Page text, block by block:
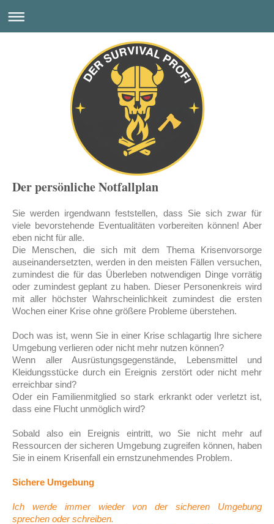
Der persönliche Notfallplan
Sie werden irgendwann feststellen, dass Sie sich zwar für
viele bevorstehende Eventualitäten vorbereiten können! Aber
eben nicht für alle.
Die Menschen, die sich mit dem Thema Krisenvorsorge
auseinandersetzten, werden in den meisten Fällen versuchen,
zumindest die für das Überleben notwendigen Dinge vorrätig
oder zumindest geplant zu haben. Dieser Personenkreis wird
mit aller höchster Wahrscheinlichkeit zumindest die ersten
Wochen einer Krise ohne größere Probleme überstehen.
Doch was ist, wenn Sie in einer Krise schlagartig Ihre sichere
Umgebung verlieren oder nicht mehr nutzen können?
Wenn aller Ausrüstungsgegenstände, Lebensmittel und
Kleidungsstücke durch ein Ereignis zerstört oder nicht mehr
erreichbar sind?
Oder ein Familienmitglied so stark erkrankt oder verletzt ist,
dass eine Flucht unmöglich wird?
Sobald also ein Ereignis eintritt, wo Sie nicht mehr auf
Ressourcen der sicheren Umgebung zugreifen können, haben
Sie in einem Krisenfall ein ernstzunehmendes Problem.
Sichere Umgebung
Ich werde immer wieder von der sicheren Umgebung
sprechen oder schreiben.